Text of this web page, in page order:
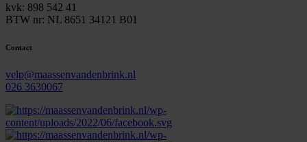
kvk: 898 542 41
BTW nr: NL 8651 34121 B01
Contact
velp@maassenvandenbrink.nl
026 3630067